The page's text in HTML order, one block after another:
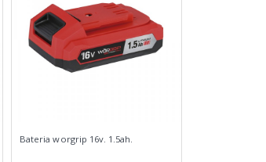
Bateria worgrip 16v. 1.5ah.